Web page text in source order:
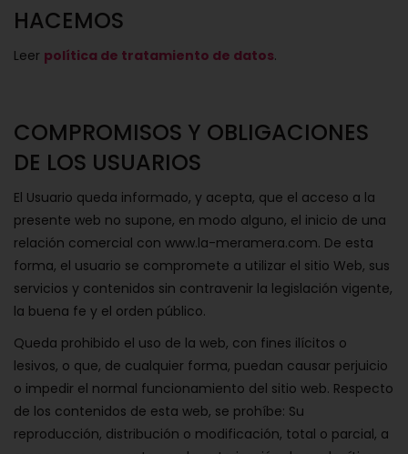
HACEMOS
Leer política de tratamiento de datos.
COMPROMISOS Y OBLIGACIONES
DE LOS USUARIOS
El Usuario queda informado, y acepta, que el acceso a la
presente web no supone, en modo alguno, el inicio de una
relación comercial con www.la-meramera.com. De esta
forma, el usuario se compromete a utilizar el sitio Web, sus
servicios y contenidos sin contravenir la legislación vigente,
la buena fe y el orden público.
Queda prohibido el uso de la web, con fines ilícitos o
lesivos, o que, de cualquier forma, puedan causar perjuicio
o impedir el normal funcionamiento del sitio web. Respecto
de los contenidos de esta web, se prohíbe: Su
reproducción, distribución o modificación, total o parcial, a